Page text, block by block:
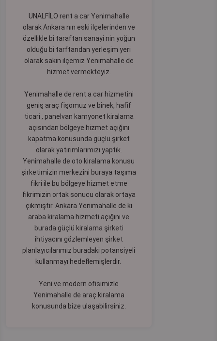
UNALFİLO rent a car Yenimahalle
olarak Ankara nın eski ilçelerinden ve
özellikle bi taraftan sanayi nin yoğun
olduğu bi tarftandan yerleşim yeri
olarak sakin ilçemiz Yenimahalle de
hizmet vermekteyiz.
Yenimahalle de rent a car hizmetini
geniş araç fişomuz ve binek, hafif
ticari , panelvan kamyonet kiralama
açısından bölgeye hizmet açığını
kapatma konusunda güçlü şirket
olarak yatırımlarımızı yaptık.
Yenimahalle de oto kiralama konusu
şirketimizin merkezini buraya taşıma
fikri ile bu bölgeye hizmet etme
fikrimizin ortak sonucu olarak ortaya
çıkmıştır. Ankara Yenimahalle de ki
araba kiralama hizmeti açığını ve
burada güçlü kiralama şirketi
ihtiyacını gözlemleyen şirket
planlayıcılarımız buradaki potansiyeli
kullanmayı hedeflemişlerdir.
Yeni ve modern ofisimizle
Yenimahalle de araç kiralama
konusunda bize ulaşabilirsiniz.